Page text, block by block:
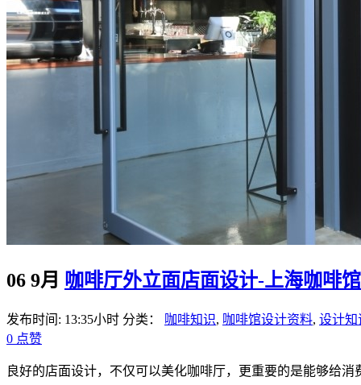
06 9月 咖啡厅外立面店面设计-上海咖啡
发布时间: 13:35小时 分类： 咖啡知识, 咖啡馆设计资料, 设计知
0 点赞
良好的店面设计，不仅可以美化咖啡厅，更重要的是能够给